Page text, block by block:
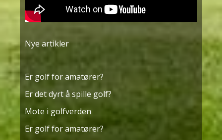
Nye artikler
Er golf for amatører?
Er det dyrt å spille golf?
Mote i golfverden
Er golf for amatører?